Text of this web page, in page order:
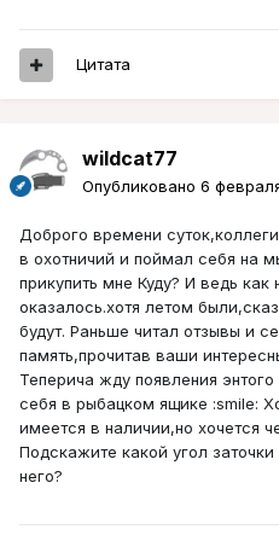
Цитата
wildcat77
Опубликовано 6
Доброго времени
в охотничий и поймал себя на
прикупить мне Куду? И ведь
оказалось.хотя летом
будут. Раньше читал отзывы и
память,прочитав ваши
Теперича жду появления
себя в рыбацком ящике :smile:
имеется в наличии,но хочется
Подскажите какой угол
него?